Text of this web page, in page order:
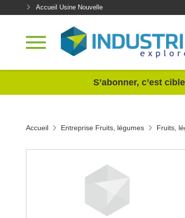
Accueil Usine Nouvelle
S’abonner, c’est
Accueil Entreprise Fruits, légumes Fruits,